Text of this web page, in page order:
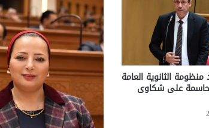
الثانوية العامة
حاسمة على شكاوى